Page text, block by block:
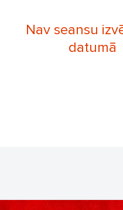
Nav seansu
datumā